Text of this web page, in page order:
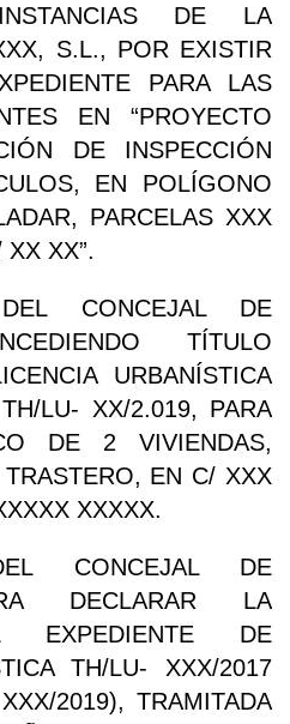
DE LA
S.L., POR EXISTIR
PARA LAS
EN “PROYECTO
DE INSPECCIÓN
EN POLÍGONO
PARCELAS XXX
XX”.
CONCEJAL DE
TÍTULO
URBANÍSTICA
LU- XX/2.019, PARA
DE 2 VIVIENDAS,
EN C/ XXX
XXXXX.
CONCEJAL DE
DECLARAR LA
EXPEDIENTE DE
TH/LU- XXX/2017
2019), TRAMITADA